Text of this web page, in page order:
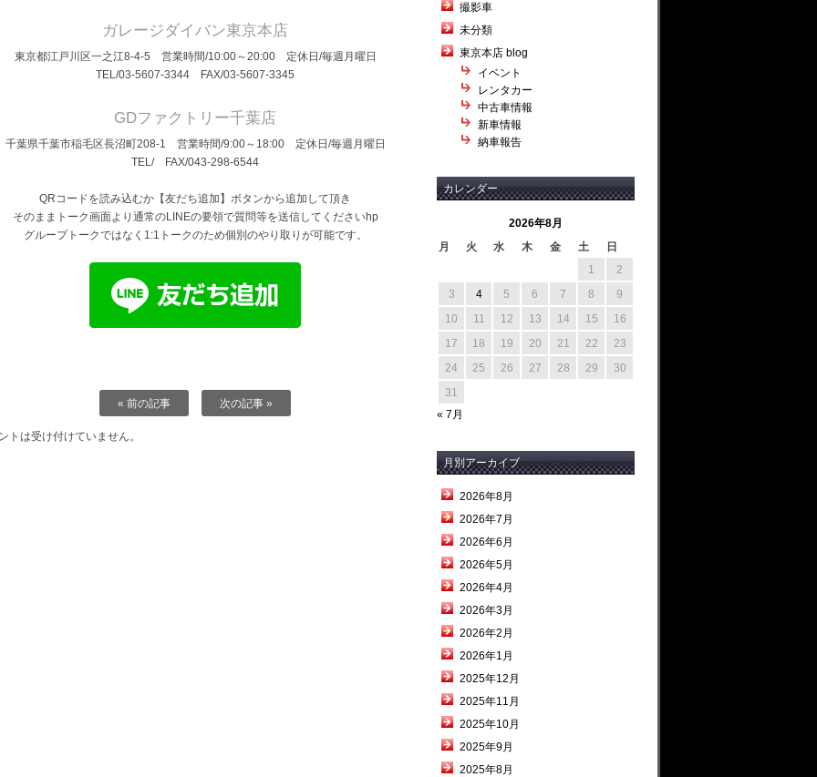
ガレージダイバン東京本店
東京都江戸川区一之江8-4-5 営業時間/10:00～20:00 定休日/毎週月曜日
TEL/03-5607-3344 FAX/03-5607-3345
GDファクトリー千葉店
千葉県千葉市稲毛区長沼町208-1 営業時間/9:00～18:00 定休日/毎週月曜日
TEL/ FAX/043-298-6544
QRコードを読み込むか【友だち追加】ボタンから追加して頂き
そのままトーク画面より通常のLINEの要領で質問等を送信してくださいhp
グループトークではなく1:1トークのため個別のやり取りが可能です。
« 前の記事 次の記事 »
トは受け付けていません。
撮影車
未分類
東京本店 blog
イベント
レンタカー
中古車情報
新車情報
納車報告
カレンダー
2026年8月
月
火 水 木 金 土
日
1
2
3
4 5 6 7 8
9
10
11 12 13 14 15
16
17
18 19 20 21 22
23
24
25 26 27 28 29
30
31
« 7月
月別アーカイブ
2026年8月
2026年7月
2026年6月
2026年5月
2026年4月
2026年3月
2026年2月
2026年1月
2025年12月
2025年11月
2025年10月
2025年9月
2025年8月